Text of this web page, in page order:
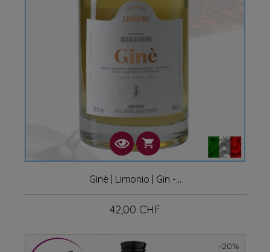
Ginè | Limonio | Gin -...
Prix
42,00 CHF
-20%